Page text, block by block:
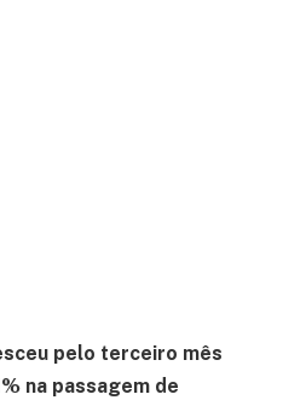
pelo terceiro mês
na passagem de